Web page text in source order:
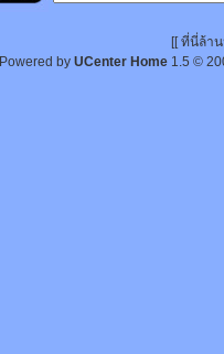
[[ ที่นี่ล้า
Powered by UCenter Home 1.5 ©